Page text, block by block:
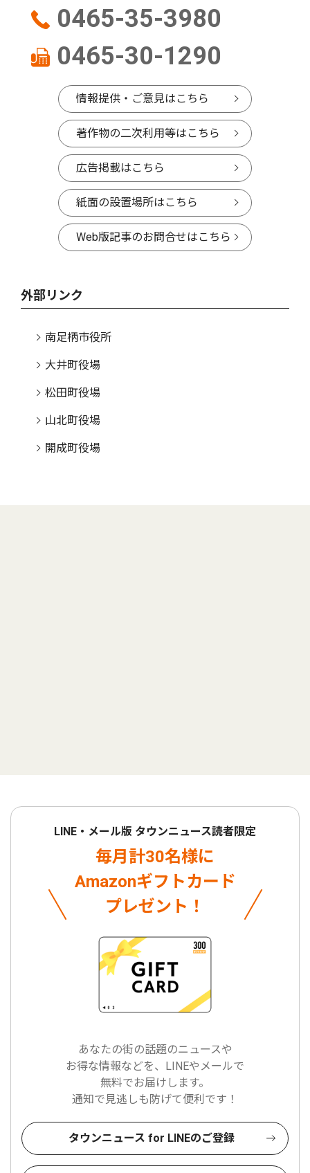
0465-35-3980
0465-30-1290
情報提供・ご意見はこちら
著作物の二次利用等はこちら
広告掲載はこちら
紙面の設置場所はこちら
Web版記事のお問合せはこちら
外部リンク
南足柄市役所
大井町役場
松田町役場
山北町役場
開成町役場
LINE・メール版 タウンニュース読者限定
毎月計30名様に
Amazonギフトカード
プレゼント！
あなたの街の話題のニュースや
お得な情報などを、LINEやメールで
無料でお届けします。
通知で見逃しも防げて便利です！
タウンニュース for LINEのご登録